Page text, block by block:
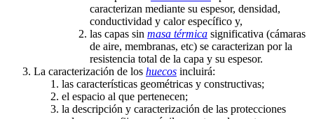
caracterizan mediante su espesor, densidad,
conductividad y calor específico y,
las capas sin masa térmica significativa (cámaras
de aire, membranas, etc) se caracterizan por la
resistencia total de la capa y su espesor.
La caracterización de los huecos incluirá:
las características geométricas y constructivas;
el espacio al que pertenecen;
la descripción y caracterización de las protecciones